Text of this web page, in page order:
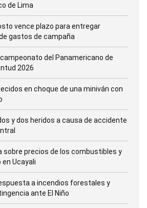
de Lima
vence plazo para entregar
gastos de campaña
del Panamericano de
2026
en choque de una miniván con
y dos heridos a causa de accidente
sobre precios de los combustibles y
Ucayali
a incendios forestales y
ante El Niño